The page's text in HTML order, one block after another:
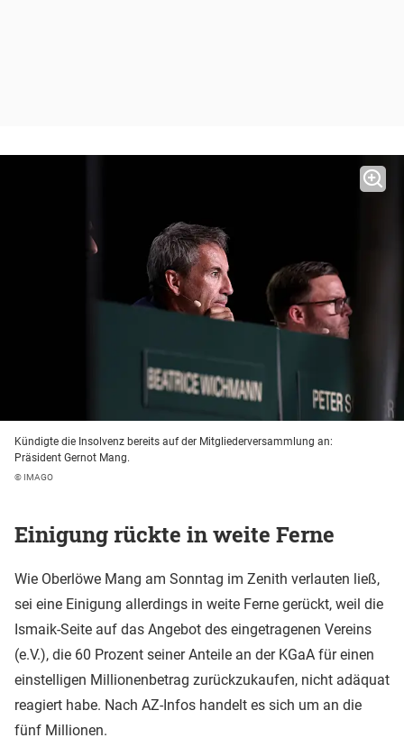
Kündigte die Insolvenz bereits auf der Mitgliederversammlung an:
Präsident Gernot Mang.
© IMAGO
Einigung rückte in weite Ferne
Wie Oberlöwe Mang am Sonntag im Zenith verlauten ließ,
sei eine Einigung allerdings in weite Ferne gerückt, weil die
Ismaik-Seite auf das Angebot des eingetragenen Vereins
(e.V.), die 60 Prozent seiner Anteile an der KGaA für einen
einstelligen Millionenbetrag zurückzukaufen, nicht adäquat
reagiert habe. Nach AZ-Infos handelt es sich um an die
fünf Millionen.